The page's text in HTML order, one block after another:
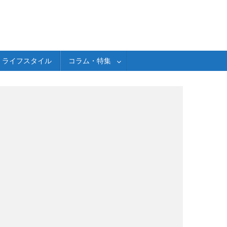
ライフスタイル コラム・特集